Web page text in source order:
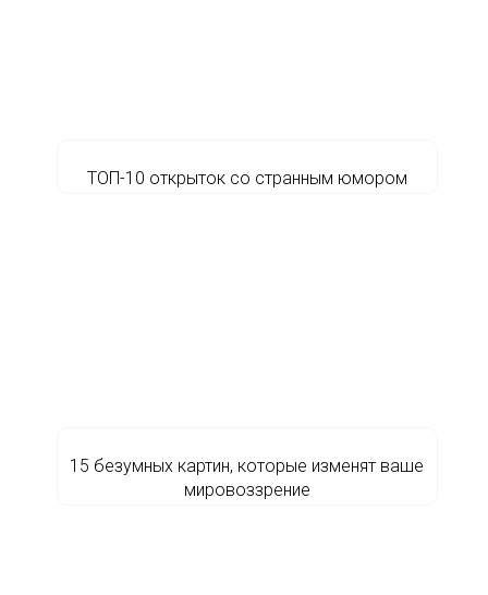
ТОП-10 открыток со странным юмором
15 безумных картин, которые изменят ваше
мировоззрение